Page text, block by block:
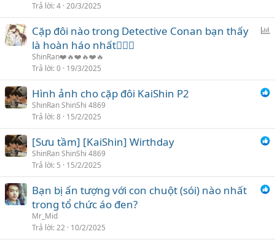
c
h
Trả lời 4 20/3/2025
c
h
Cặp đôi nào trong Detective Conan bạn thấy
là hoàn háo nhất❤️‍🔥💋
ShinRan❤️🔥❤️🔥❤️🔥
Trả lời 0 19/3/2025
Hình ảnh cho cặp đôi KaiShin P2
ShinRan ShinShi 4869
Trả lời 8 15/2/2025
[Sưu tầm] [KaiShin] Wirthday
ShinRan ShinShi 4869
Trả lời 5 15/2/2025
Bạn bị ấn tượng với con chuột (sói) nào nhất
trong tổ chức áo đen?
Mr_Mid
Trả lời 22 10/2/2025